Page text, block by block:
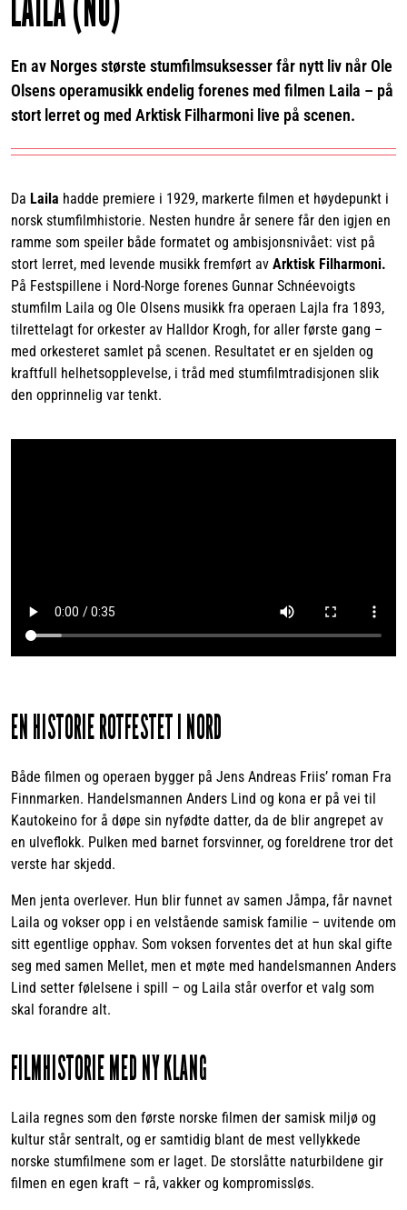
En av Norges største stumfilmsuksesser får nytt liv når Ole
Olsens operamusikk endelig forenes med filmen Laila – på
stort lerret og med Arktisk Filharmoni live på scenen.
Da Laila hadde premiere i 1929, markerte filmen et høydepunkt i
norsk stumfilmhistorie. Nesten hundre år senere får den igjen en
ramme som speiler både formatet og ambisjonsnivået: vist på
stort lerret, med levende musikk fremført av Arktisk Filharmoni.
På Festspillene i Nord-Norge forenes Gunnar Schnéevoigts
stumfilm Laila og Ole Olsens musikk fra operaen Lajla fra 1893,
tilrettelagt for orkester av Halldor Krogh, for aller første gang –
med orkesteret samlet på scenen. Resultatet er en sjelden og
kraftfull helhetsopplevelse, i tråd med stumfilmtradisjonen slik
den opprinnelig var tenkt.
EN HISTORIE ROTFESTET I NORD
Både filmen og operaen bygger på Jens Andreas Friis’ roman Fra
Finnmarken. Handelsmannen Anders Lind og kona er på vei til
Kautokeino for å døpe sin nyfødte datter, da de blir angrepet av
en ulveflokk. Pulken med barnet forsvinner, og foreldrene tror det
verste har skjedd.
Men jenta overlever. Hun blir funnet av samen Jåmpa, får navnet
Laila og vokser opp i en velstående samisk familie – uvitende om
sitt egentlige opphav. Som voksen forventes det at hun skal gifte
seg med samen Mellet, men et møte med handelsmannen Anders
Lind setter følelsene i spill – og Laila står overfor et valg som
skal forandre alt.
FILMHISTORIE MED NY KLANG
Laila regnes som den første norske filmen der samisk miljø og
kultur står sentralt, og er samtidig blant de mest vellykkede
norske stumfilmene som er laget. De storslåtte naturbildene gir
filmen en egen kraft – rå, vakker og kompromissløs.